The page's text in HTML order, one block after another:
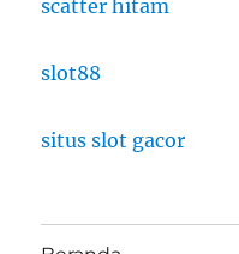
scatter hitam
slot88
situs slot gacor